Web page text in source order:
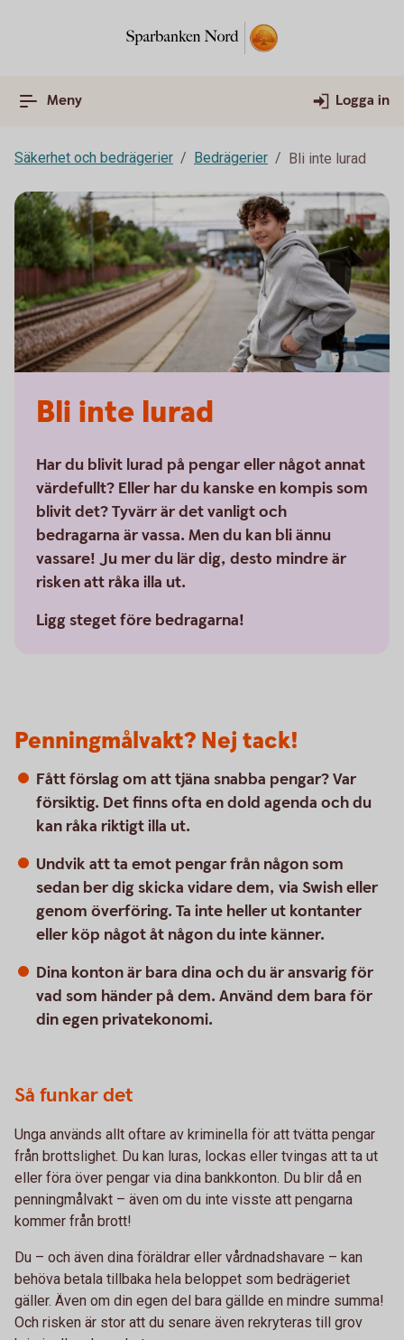
Meny Logga in
Säkerhet och bedrägerier Bedrägerier Bli inte lurad
Bli inte lurad
Har du blivit lurad på pengar eller något annat
värdefullt? Eller har du kanske en kompis som
blivit det? Tyvärr är det vanligt och
bedragarna är vassa. Men du kan bli ännu
vassare! Ju mer du lär dig, desto mindre är
risken att råka illa ut.
Ligg steget före bedragarna!
Penningmålvakt? Nej tack!
Fått förslag om att tjäna snabba pengar? Var
försiktig. Det finns ofta en dold agenda och du
kan råka riktigt illa ut.
Undvik att ta emot pengar från någon som
sedan ber dig skicka vidare dem, via Swish eller
genom överföring. Ta inte heller ut kontanter
eller köp något åt någon du inte känner.
Dina konton är bara dina och du är ansvarig för
vad som händer på dem. Använd dem bara för
din egen privatekonomi.
Så funkar det
Unga används allt oftare av kriminella för att tvätta pengar
från brottslighet. Du kan luras, lockas eller tvingas att ta ut
eller föra över pengar via dina bankkonton. Du blir då en
penningmålvakt – även om du inte visste att pengarna
kommer från brott!
Du – och även dina föräldrar eller vårdnadshavare – kan
behöva betala tillbaka hela beloppet som bedrägeriet
gäller. Även om din egen del bara gällde en mindre summa!
Och risken är stor att du senare även rekryteras till grov